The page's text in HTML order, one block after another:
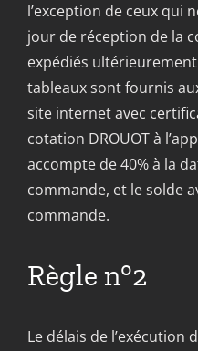
l’exception de ceux qui
jour de réception de la
expédiés
tableaux sont fournis
site internet avec
cotation DROUOT à
accompte de 40% à la
commande, et le solde
commande.
Règle n°2
Le délais de l’exécution